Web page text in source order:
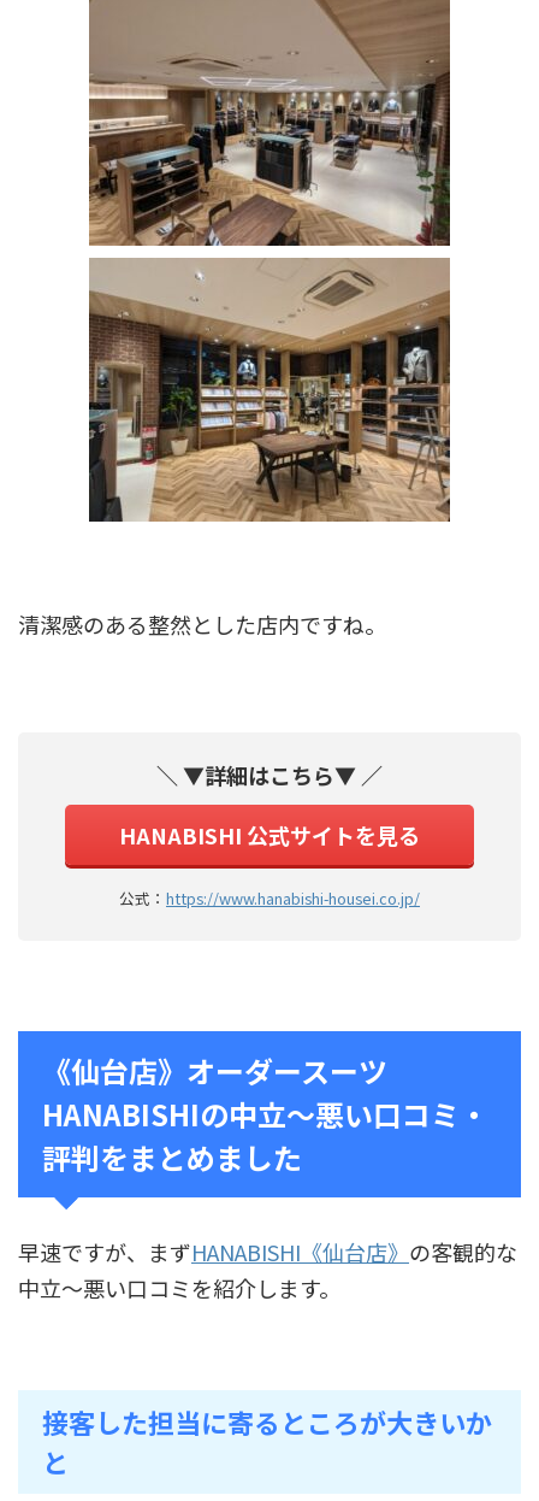
清潔感のある整然とした店内ですね。
＼ ▼詳細はこちら▼ ／
HANABISHI 公式サイトを見る
公式： https://www.hanabishi-housei.co.jp/
《仙台店》オーダースーツ
HANABISHIの中立～悪い口コミ・
評判をまとめました
早速ですが、まずHANABISHI《仙台店》 の客観的な
中立〜悪い口コミを紹介します。
接客した担当に寄るところが大きいか
と